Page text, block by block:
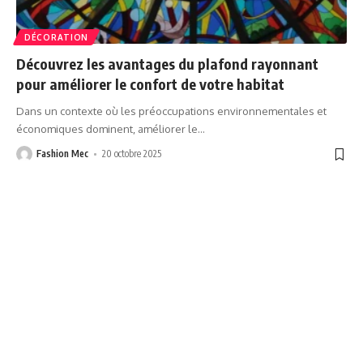
DÉCORATION
Découvrez les avantages du plafond rayonnant
pour améliorer le confort de votre habitat
Dans un contexte où les préoccupations environnementales et
économiques dominent, améliorer le…
Fashion Mec 20 octobre 2025